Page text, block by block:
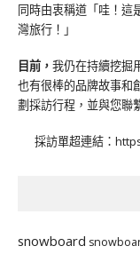
同時由衷稱道「哇！這
灣旅行！」
目前， 我仍在持續挖掘
也有很棒的品牌故事和
劃採訪行程，並與您聯
採訪單超連結：
snowboard